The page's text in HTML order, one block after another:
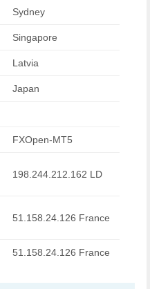
Sydney
Singapore
Latvia
Japan
FXOpen-MT5
198.244.212.162 LD
51.158.24.126 France
51.158.24.126 France